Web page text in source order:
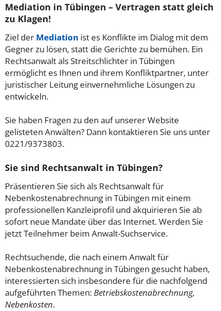
Mediation in Tübingen – Vertragen statt gleich
zu Klagen!
Ziel der Mediation ist es Konflikte im Dialog mit dem
Gegner zu lösen, statt die Gerichte zu bemühen. Ein
Rechtsanwalt als Streitschlichter in Tübingen
ermöglicht es Ihnen und ihrem Konfliktpartner, unter
juristischer Leitung einvernehmliche Lösungen zu
entwickeln.
Sie haben Fragen zu den auf unserer Website
gelisteten Anwälten? Dann kontaktieren Sie uns unter
0221/9373803.
Sie sind Rechtsanwalt in Tübingen?
Präsentieren Sie sich als Rechtsanwalt für
Nebenkostenabrechnung in Tübingen mit einem
professionellen Kanzleiprofil und akquirieren Sie ab
sofort neue Mandate über das Internet. Werden Sie
jetzt Teilnehmer beim Anwalt-Suchservice.
Rechtsuchende, die nach einem Anwalt für
Nebenkostenabrechnung in Tübingen gesucht haben,
interessierten sich insbesondere für die nachfolgend
aufgeführten Themen:Betriebskostenabrechnung,
Nebenkosten.